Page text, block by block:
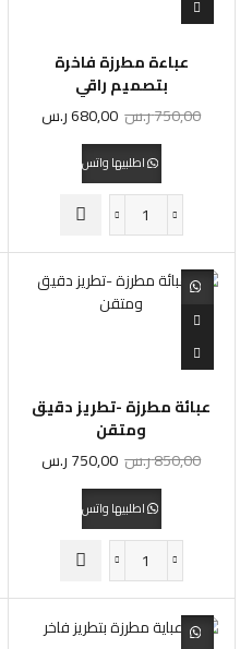
عباءة مطرزة فاخرة
بتصميم راقي
750,00ر.س 680,00ر.س
اطلبيها واتس
عبائة مطرزة -تطريز دقيق
ومتقن
850,00ر.س 750,00ر.س
اطلبيها واتس